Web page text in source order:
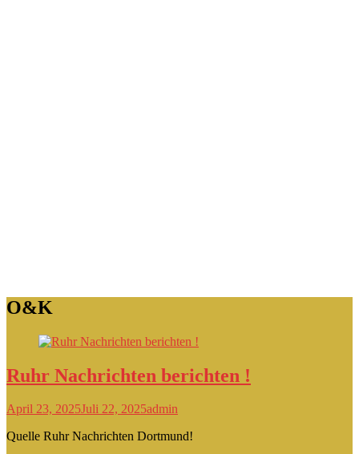
O&K
Ruhr Nachrichten berichten !
April 23, 2025Juli 22, 2025admin
Quelle Ruhr Nachrichten Dortmund!